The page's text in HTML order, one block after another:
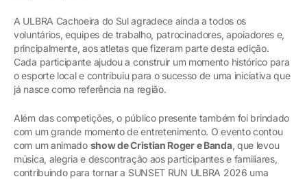
A ULBRA Cachoeira do Sul agradece ainda a todos os
voluntários, equipes de trabalho, patrocinadores, apoiadores e,
principalmente, aos atletas que fizeram parte desta edição.
Cada participante ajudou a construir um momento histórico para
o esporte local e contribuiu para o sucesso de uma iniciativa que
já nasce como referência na região.
Além das competições, o público presente também foi brindado
com um grande momento de entretenimento. O evento contou
com um animado show de Cristian Roger e Banda, que levou
música, alegria e descontração aos participantes e familiares,
contribuindo para tornar a SUNSET RUN ULBRA 2026 uma